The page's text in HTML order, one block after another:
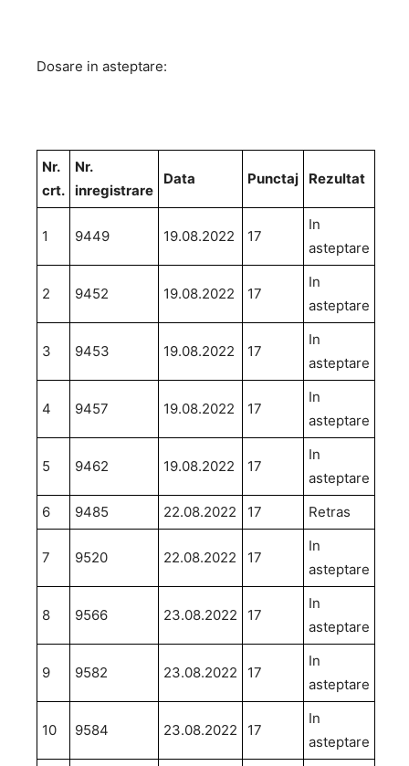
Dosare in asteptare:
Nr.
crt.
Nr.
inregistrare
Data Punctaj Rezultat
1 9449 19.08.2022 17
In
asteptare
2 9452 19.08.2022 17
In
asteptare
3 9453 19.08.2022 17
In
asteptare
4 9457 19.08.2022 17
In
asteptare
5 9462 19.08.2022 17
In
asteptare
6
9485 22.08.2022 17 Retras
7 9520 22.08.2022 17
In
asteptare
8 9566 23.08.2022 17
In
asteptare
9 9582 23.08.2022 17
In
asteptare
10 9584 23.08.2022 17
In
asteptare